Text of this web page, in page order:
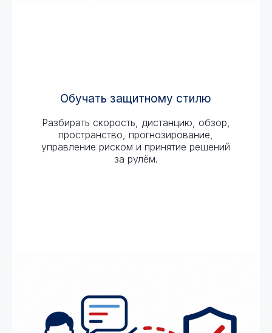
Обучать защитному стилю
Разбирать скорость, дистанцию, обзор,
пространство, прогнозирование,
управление риском и принятие решений
за рулём.